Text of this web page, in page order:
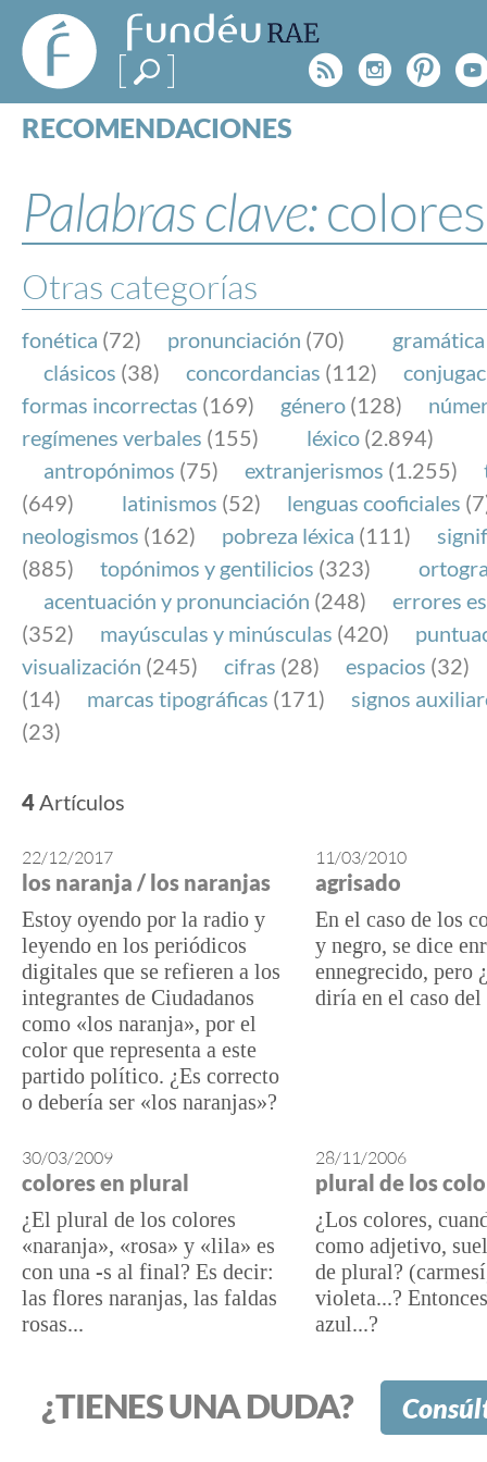
FundéuRAE
- Fundación
del Español
Urgente
Rss
RECOMENDACIONES
ESPECIALES
BLOG
NOTICIAS
SOBRE LA FUNDÉURAE
FundéuRAE es una fundación patrocinada por la
y la Real Academia Española, cuyo objetivo es
el buen uso del español en los medios de
Internet.
Palabras clave:colores
Otras categorías
fonética (72) pronunciación (70) gramática
clásicos (38) concordancias (112)
formas incorrectas (169) género (128)
regímenes verbales (155) léxico (2.894)
antropónimos (75) extranjerismos (1.255)
(649)
latinismos (52) lenguas cooficiales
neologismos (162) pobreza léxica (111)
(885)
topónimos y gentilicios (323)
acentuación y pronunciación (248)
errores
(352)
mayúsculas y minúsculas (420)
visualización (245) cifras (28) espacios (32)
(14)
marcas tipográficas (171)
signos
(23)
4Artículos
22/12/2017
los naranja / los naranjas
Estoy oyendo por la radio y
leyendo en los periódicos
digitales que se refieren a los
integrantes de Ciudadanos
como «los naranja», por el
color que representa a este
partido político. ¿Es correcto
o debería ser «los naranjas»?
11/03/2010
agrisado
En el caso de los
y negro, se dice
ennegrecido, pero
diría en el caso
30/03/2009
colores en plural
¿El plural de los colores
«naranja», «rosa» y «lila» es
con una -s al final? Es decir:
las flores naranjas, las faldas
rosas...
28/11/2006
plural de los
¿Los colores,
como adjetivo,
de plural?
violeta...?
azul...?
¿TIENES UNA DUDA?